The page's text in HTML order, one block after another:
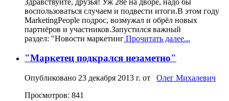
воспользоваться случаем и подвести итоги.В этом году
MarketingPeople подрос, возмужал и обрёл новых
партнёров и участников.Запустился важный
раздел: "Новости маркетинг Прочитать далее...
"Маркетец подкрался незаметно"
Опубликовано 23 декабря 2013 г. от Олег Михалевич
Просмотров: 841